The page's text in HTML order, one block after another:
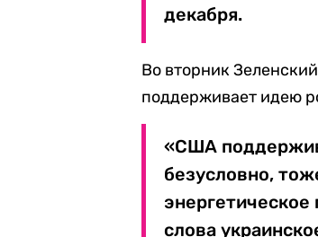
декабря.
Во вторник
поддерживает идею
«США
безусловно,
слова